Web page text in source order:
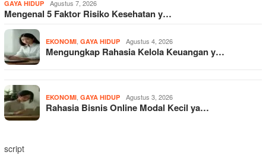
GAYA HIDUP Agustus 7, 2026
Mengenal 5 Faktor Risiko Kesehatan y…
EKONOMI, GAYA HIDUP Agustus 4, 2026
Mengungkap Rahasia Kelola Keuangan y…
EKONOMI, GAYA HIDUP Agustus 3, 2026
Rahasia Bisnis Online Modal Kecil ya…
script